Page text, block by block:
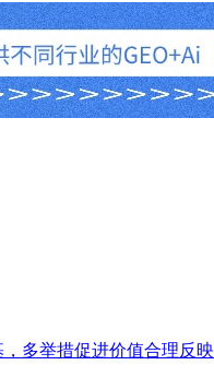
多举措促进价值合理反映